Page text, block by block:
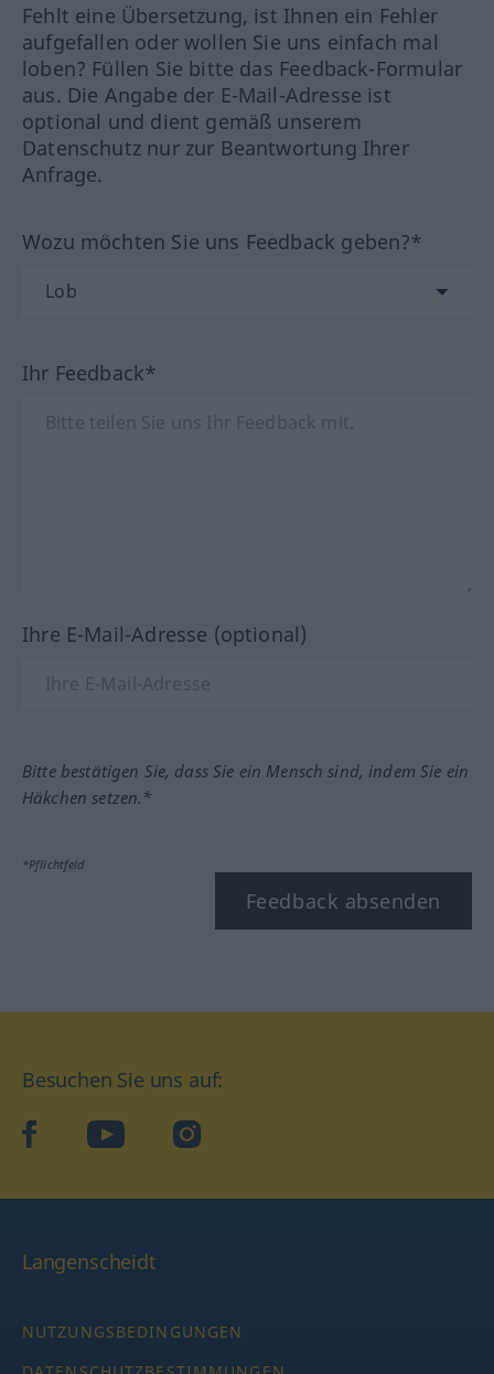
Fehlt eine Übersetzung, ist Ihnen ein Fehler
aufgefallen oder wollen Sie uns einfach mal
loben? Füllen Sie bitte das Feedback-Formular
aus. Die Angabe der E-Mail-Adresse ist
optional und dient gemäß unserem
Datenschutz nur zur Beantwortung Ihrer
Anfrage.
Wozu möchten Sie uns Feedback geben?*
Ihr Feedback*
Ihre E-Mail-Adresse (optional)
Bitte bestätigen Sie, dass Sie ein Mensch sind, indem Sie ein
Häkchen setzen.*
*Pflichtfeld
Feedback absenden
Besuchen Sie uns auf:
facebookYouTube Instagram
Langenscheidt
NUTZUNGSBEDINGUNGEN